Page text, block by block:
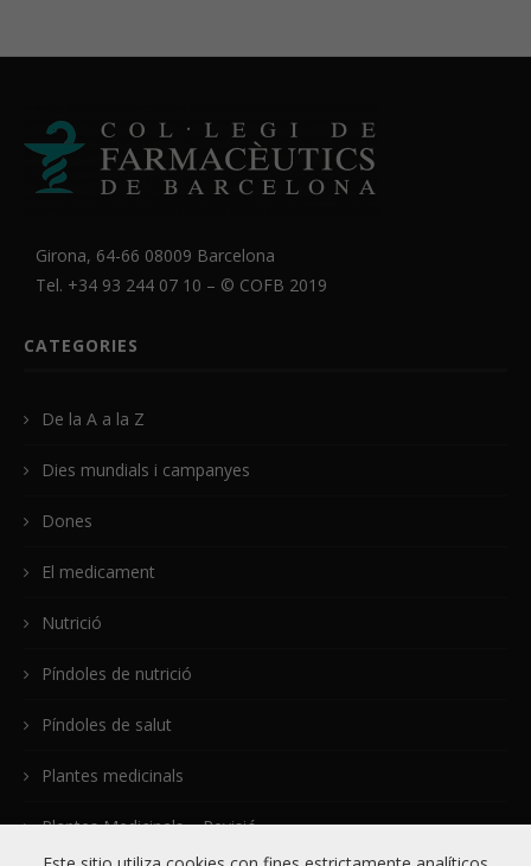
Girona, 64-66 08009 Barcelona
Tel. +34 93 244 07 10 – © COFB 2019
CATEGORIES
De la A a la Z
Dies mundials i campanyes
Dones
El medicament
Nutrició
Píndoles de nutrició
Píndoles de salut
Plantes medicinals
Plantes Medicinals – Revisió